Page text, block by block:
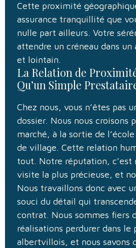
Cette proximité
assurance tranquillité que
nulle part ailleurs. Votre
attendre un créneau dans un
et lointain.
La Relation de
Qu’un Simple
Chez nous, vous n’êtes pas
dossier. Nous nous croisons
marché, à la sortie de
de village. Cette relation
tout. Notre réputation, c’est
visite la plus précieuse, et
Nous travaillons donc avec
souci du détail qui
contrat. Nous sommes fiers
réalisations perdurer dans le
albertvillois, et nous savons